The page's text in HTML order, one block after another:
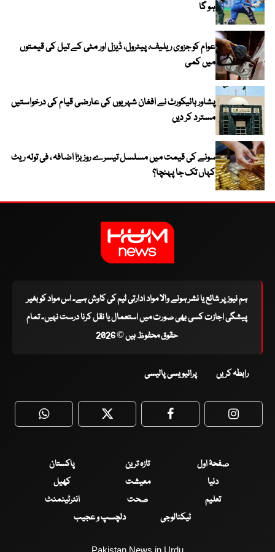
ہو گا
عوام کو جزوی ریلیف، پیٹرول، ڈیزل اور مٹی کے تیل کی قیمتوں
میں کمی
پشاور ہائیکورٹ نے افغان شہریوں کی عارضی قیام کی درخواستیں
مسترد کر دیں
سونے کی قیمت میں مسلسل تیسرے روز بڑا اضافہ ، فی تولہ ریٹ
کہاں تک جا پہنچا؟
ہم نیوز پر شائع یا نشر ہونے والا مواد ادارتی ٹیم کی کاوش ہے۔ اس مواد کو بغیر
پیشگی اجازت کسی بھی صورت میں استعمال یا نقل کرنا درست نہیں۔ تمام
حقوق محفوظ ہیں © 2026
رابطہ کریں پرائیویسی پالیسی
WhatsApp Twitter Facebook
صفحۂ اول تازہ ترین
پاکستان
دنیا
معیشت
کھیل
تعلیم
صحت
انٹرٹینمنٹ
ٹیکنالوجی
دلچسپ و عجیب
Pakistan News in Urdu